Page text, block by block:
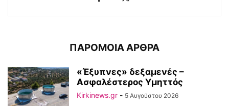
ΠΑΡΟΜΟΙΑ ΑΡΘΡΑ
«Έξυπνες» δεξαμενές –
Ασφαλέστερος Υμηττός
Kirkinews.gr - 5 Αυγούστου 2026